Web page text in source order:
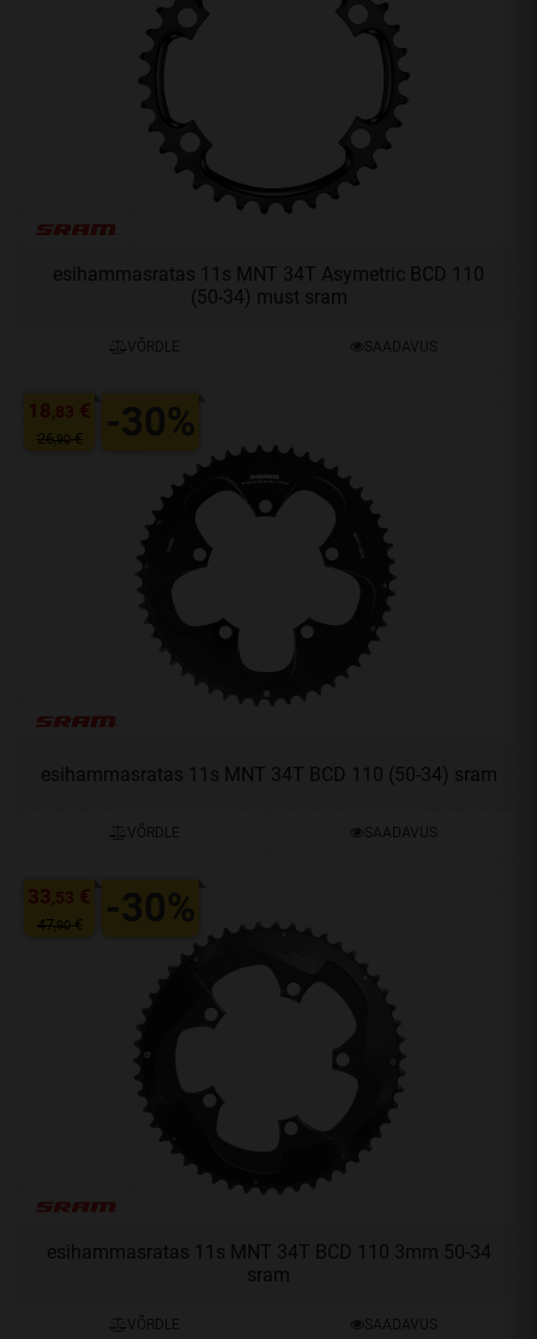
esihammasratas 11s MNT 34T Asymetric BCD 110
(50-34) must sram
VÕRDLE SAADAVUS
esihammasratas 11s MNT 34T BCD 110 (50-34) sram
VÕRDLE SAADAVUS
18,83 €
26,90€ -30%
esihammasratas 11s MNT 34T BCD 110 3mm 50-34
sram
VÕRDLE SAADAVUS
33,53 €
47,90€ -30%